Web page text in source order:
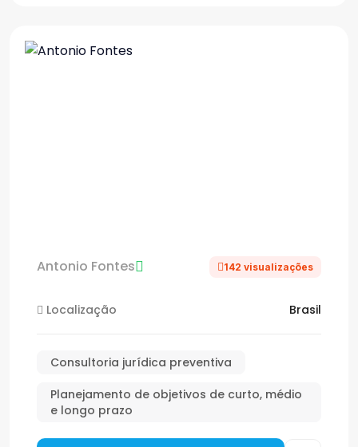
Antonio Fontes 142 visualizações
Localização Brasil
Consultoria jurídica preventiva
Planejamento de objetivos de curto, médio
e longo prazo